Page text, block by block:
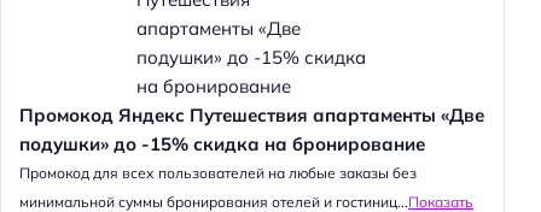
Промокод Яндекс Путешествия апартаменты «Две
подушки» до -15% скидка на бронирование
Промокод для всех пользователей на любые заказы без
минимальной суммы бронирования отелей и гостиниц...Показать